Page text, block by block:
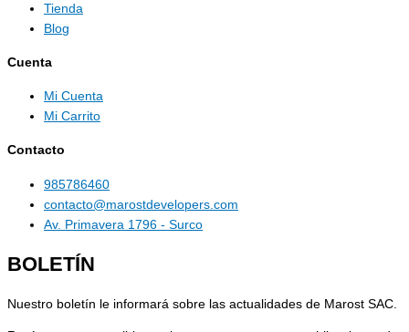
Tienda
Blog
Cuenta
Mi Cuenta
Mi Carrito
Contacto
985786460
contacto@marostdevelopers.com
Av. Primavera 1796 - Surco
BOLETÍN
Nuestro boletín le informará sobre las actualidades de Marost SAC.